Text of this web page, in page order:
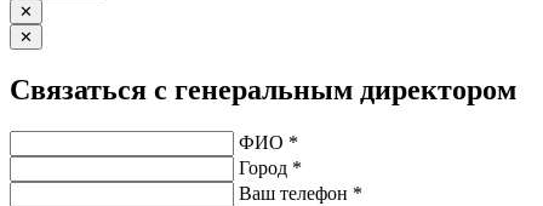
✕
✕
Связаться с генеральным директором
ФИО *
Город *
Ваш телефон *